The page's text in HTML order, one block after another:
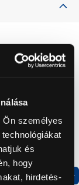
Ön személyes
és
hogy
hirdetés-